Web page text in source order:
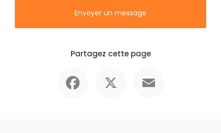
Envoyer un message
Partagez cette page